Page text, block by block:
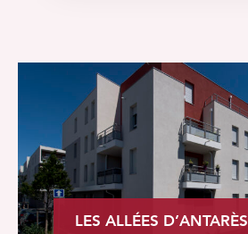
LES ALLÉES D’ANTARÈS